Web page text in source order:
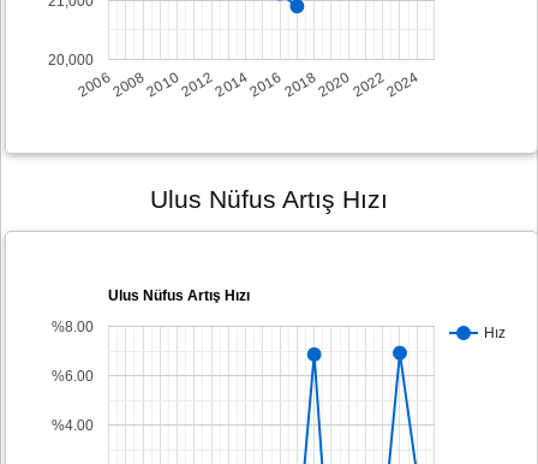
2006200820102012201420162018202020222024
20,000
Ulus Nüfus Artış Hızı
Ulus Nüfus Artış Hızı
Hız
%4.00
%6.00
%8.00